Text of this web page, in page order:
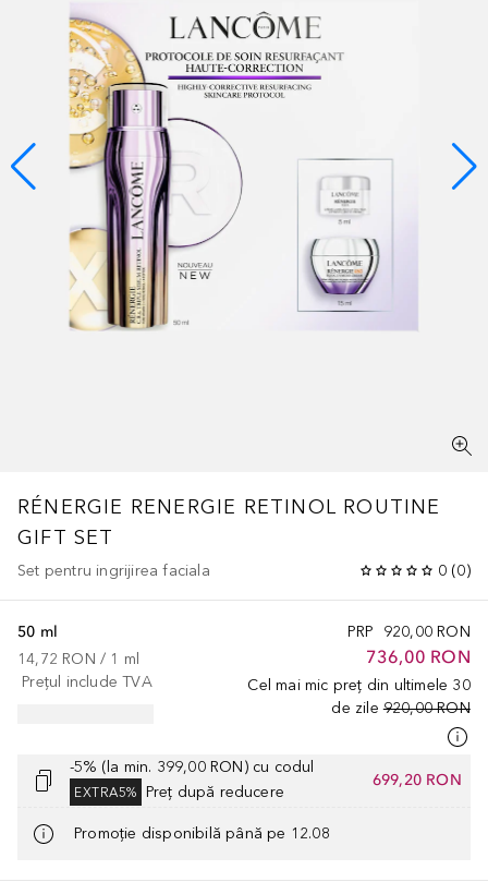
RÉNERGIE RENERGIE RETINOL ROUTINE
GIFT SET
Set pentru ingrijirea faciala 0 (0)
PRP 920,00 RON
736,00 RON
Cel mai mic preț din ultimele 30
de zile 920,00 RON
50 ml
14,72 RON / 1 ml
Prețul include TVA
-5% (la min. 399,00 RON) cu codul
EXTRA5% Preț după reducere
699,20 RON
Promoție disponibilă până pe 12.08